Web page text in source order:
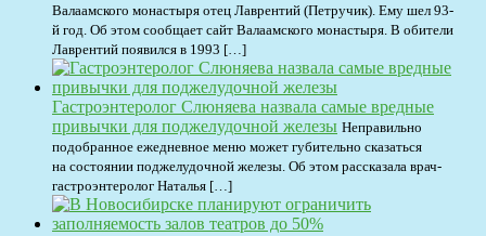
Валаамского монастыря отец Лаврентий (Петручик). Ему шел 93-
й год. Об этом сообщает сайт Валаамского монастыря. В обители
Лаврентий появился в 1993 […]
Гастроэнтеролог Слюняева назвала самые вредные
привычки для поджелудочной железы Неправильно
подобранное ежедневное меню может губительно сказаться
на состоянии поджелудочной железы. Об этом рассказала врач-
гастроэнтеролог Наталья […]